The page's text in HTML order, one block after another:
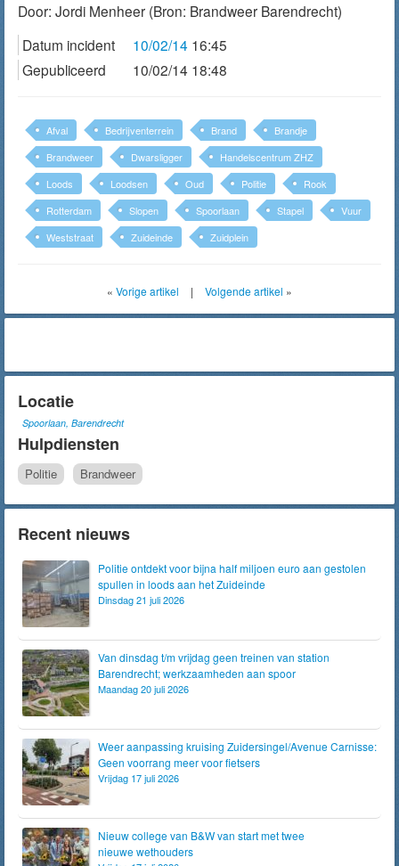
Door: Jordi Menheer (Bron: Brandweer Barendrecht)
Datum incident
10/02/14 16:45
Gepubliceerd
10/02/14 18:48
Afval Bedrijventerrein Brand
Brandje
Brandweer
Dwarsligger
Handelscentrum ZHZ
Loods
Loodsen Oud Politie
Rook
Rotterdam
Slopen Spoorlaan Stapel
Vuur
Weststraat
Zuideinde Zuidplein
« Vorige artikel | Volgende artikel »
Locatie
Spoorlaan, Barendrecht
Hulpdiensten
Politie Brandweer
Recent nieuws
Politie ontdekt voor bijna half miljoen euro aan gestolen
spullen in loods aan het Zuideinde
Dinsdag 21 juli 2026
Van dinsdag t/m vrijdag geen treinen van station
Barendrecht; werkzaamheden aan spoor
Maandag 20 juli 2026
Weer aanpassing kruising Zuidersingel/Avenue Carnisse:
Geen voorrang meer voor fietsers
Vrijdag 17 juli 2026
Nieuw college van B&W van start met twee
nieuwe wethouders